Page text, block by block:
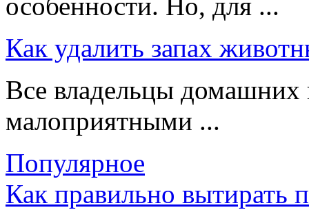
особенности. Но, для ...
Как удалить запах
Все владельцы домашних
малоприятными ...
Популярное
Как правильно вытирать